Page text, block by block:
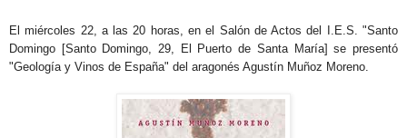
El miércoles 22, a las 20 horas, en el Salón de Actos del I.E.S. "Santo
Domingo [Santo Domingo, 29, El Puerto de Santa María] se presentó
"Geología y Vinos de España" del aragonés Agustín Muñoz Moreno.